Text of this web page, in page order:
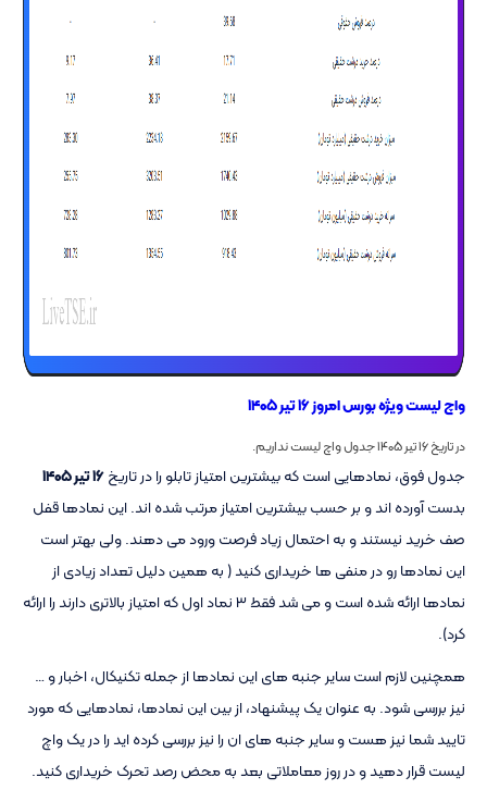
واچ لیست ویژه بورس امروز ۱۶ تیر ۱۴۰۵
در تاریخ ۱۶ تیر ۱۴۰۵ جدول واچ لیست نداریم.
جدول فوق، نمادهایی است که بیشترین امتیاز تابلو را در تاریخ۱۶ تیر ۱۴۰۵
بدست آورده اند و بر حسب بیشترین امتیاز مرتب شده اند. این نمادها قفل
صف خرید نیستند و به احتمال زیاد فرصت ورود می دهند. ولی بهتر است
این نمادها رو در منفی ها خریداری کنید ( به همین دلیل تعداد زیادی از
نمادها ارائه شده است و می شد فقط ۳ نماد اول که امتیاز بالاتری دارند را ارائه
کرد).
همچنین لازم است سایر جنبه های این نمادها از جمله تکنیکال، اخبار و …
نیز بررسی شود. به عنوان یک پیشنهاد، از بین این نمادها، نمادهایی که مورد
تایید شما نیز هست و سایر جنبه های ان را نیز بررسی کرده اید را در یک واچ
لیست قرار دهید و در روز معاملاتی بعد به محض رصد تحرک خریداری کنید.